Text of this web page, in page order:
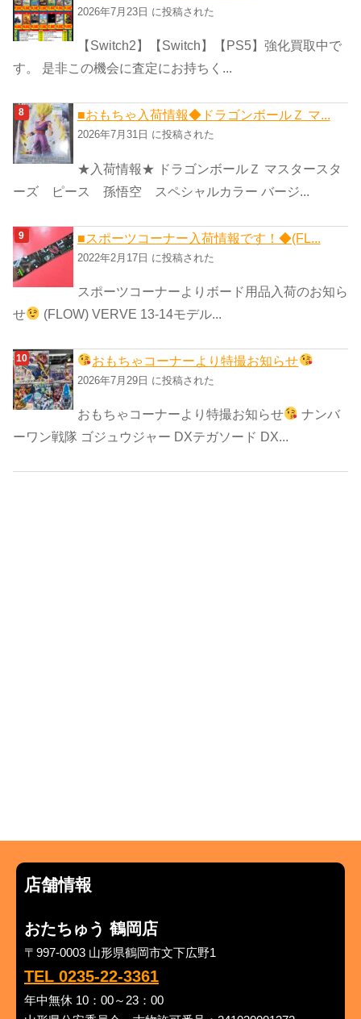
2026年7月23日 に投稿された
【Switch2】【Switch】【PS5】強化買取中で
す。 是非この機会に査定にお持ちく...
■おもちゃ入荷情報◆ドラゴンボールＺ マ...
2026年7月31日 に投稿された
★入荷情報★ ドラゴンボールＺ マスタースタ
ーズ ピース 孫悟空 スペシャルカラー バージ...
■スポーツコーナー入荷情報です！◆(FL...
2022年2月17日 に投稿された
スポーツコーナーよりボード用品入荷のお知ら
せ
(FLOW) VERVE 13-14モデル...
おもちゃコーナーより特撮お知らせ
2026年7月29日 に投稿された
おもちゃコーナーより特撮お知らせ
ナンバ
ーワン戦隊 ゴジュウジャー DXテガソード DX...
店舗情報
おたちゅう 鶴岡店
〒997-0003 山形県鶴岡市文下広野1
TEL 0235-22-3361
年中無休 10：00～23：00